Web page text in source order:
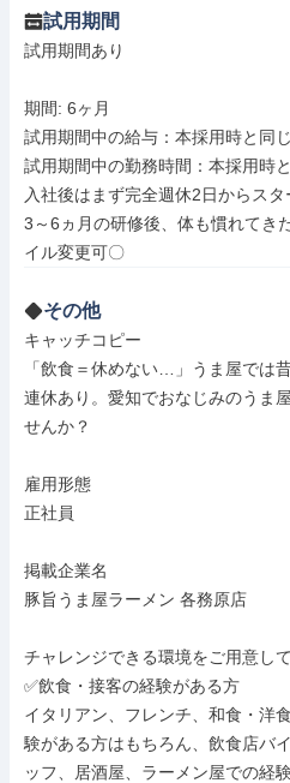
試用期間
試用期間あり
期間: 6ヶ月
試用期間中の給与：本採用時と同じ
試用期間中の勤務時間：本採用時
入社後はまず完全週休2日からスタ
3～6ヵ月の研修後、体も慣れてき
イル変更可〇
その他
キャッチコピー
「飲食＝休めない…」うま屋では
連休あり。愛知でおなじみのうま
せんか？
雇用形態
正社員
掲載企業名
豚旨うま屋ラーメン 各務原店
チャレンジできる環境をご用意し
✅飲食・接客の経験がある方
イタリアン、フレンチ、和食・洋
験がある方はもちろん、飲食店バ
ッフ、居酒屋、ラーメン屋での経